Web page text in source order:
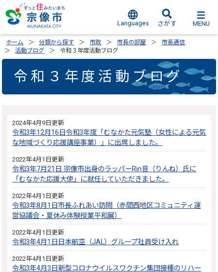
Languages さがす MENU
ホーム 分類から探す 市政 市長の部屋
市長通信
活動ブログ
令和３年度活動ブログ
令和３年度活動ブログ
2024年4月9日更新
令和3年12月16日令和3年度「むなかた元気塾（女性による元気
な地域づくり応援講座事業）」に出席しました。
2022年4月1日更新
令和3年7月21日 宗像市出身のラッパーRin音（りんね）氏に
「むなかた応援大使」に就任していただきました。
2022年4月1日更新
令和3年8月1日市長ふれあい訪問（赤間西地区コミュニティ運
営協議会・夏休み体験授業平和展）
2022年4月1日更新
令和3年4月1日日本航空（JAL）グループ社員受け入れ
2022年4月1日更新
令和3年4月3日新型コロナウイルスワクチン集団接種のリハー